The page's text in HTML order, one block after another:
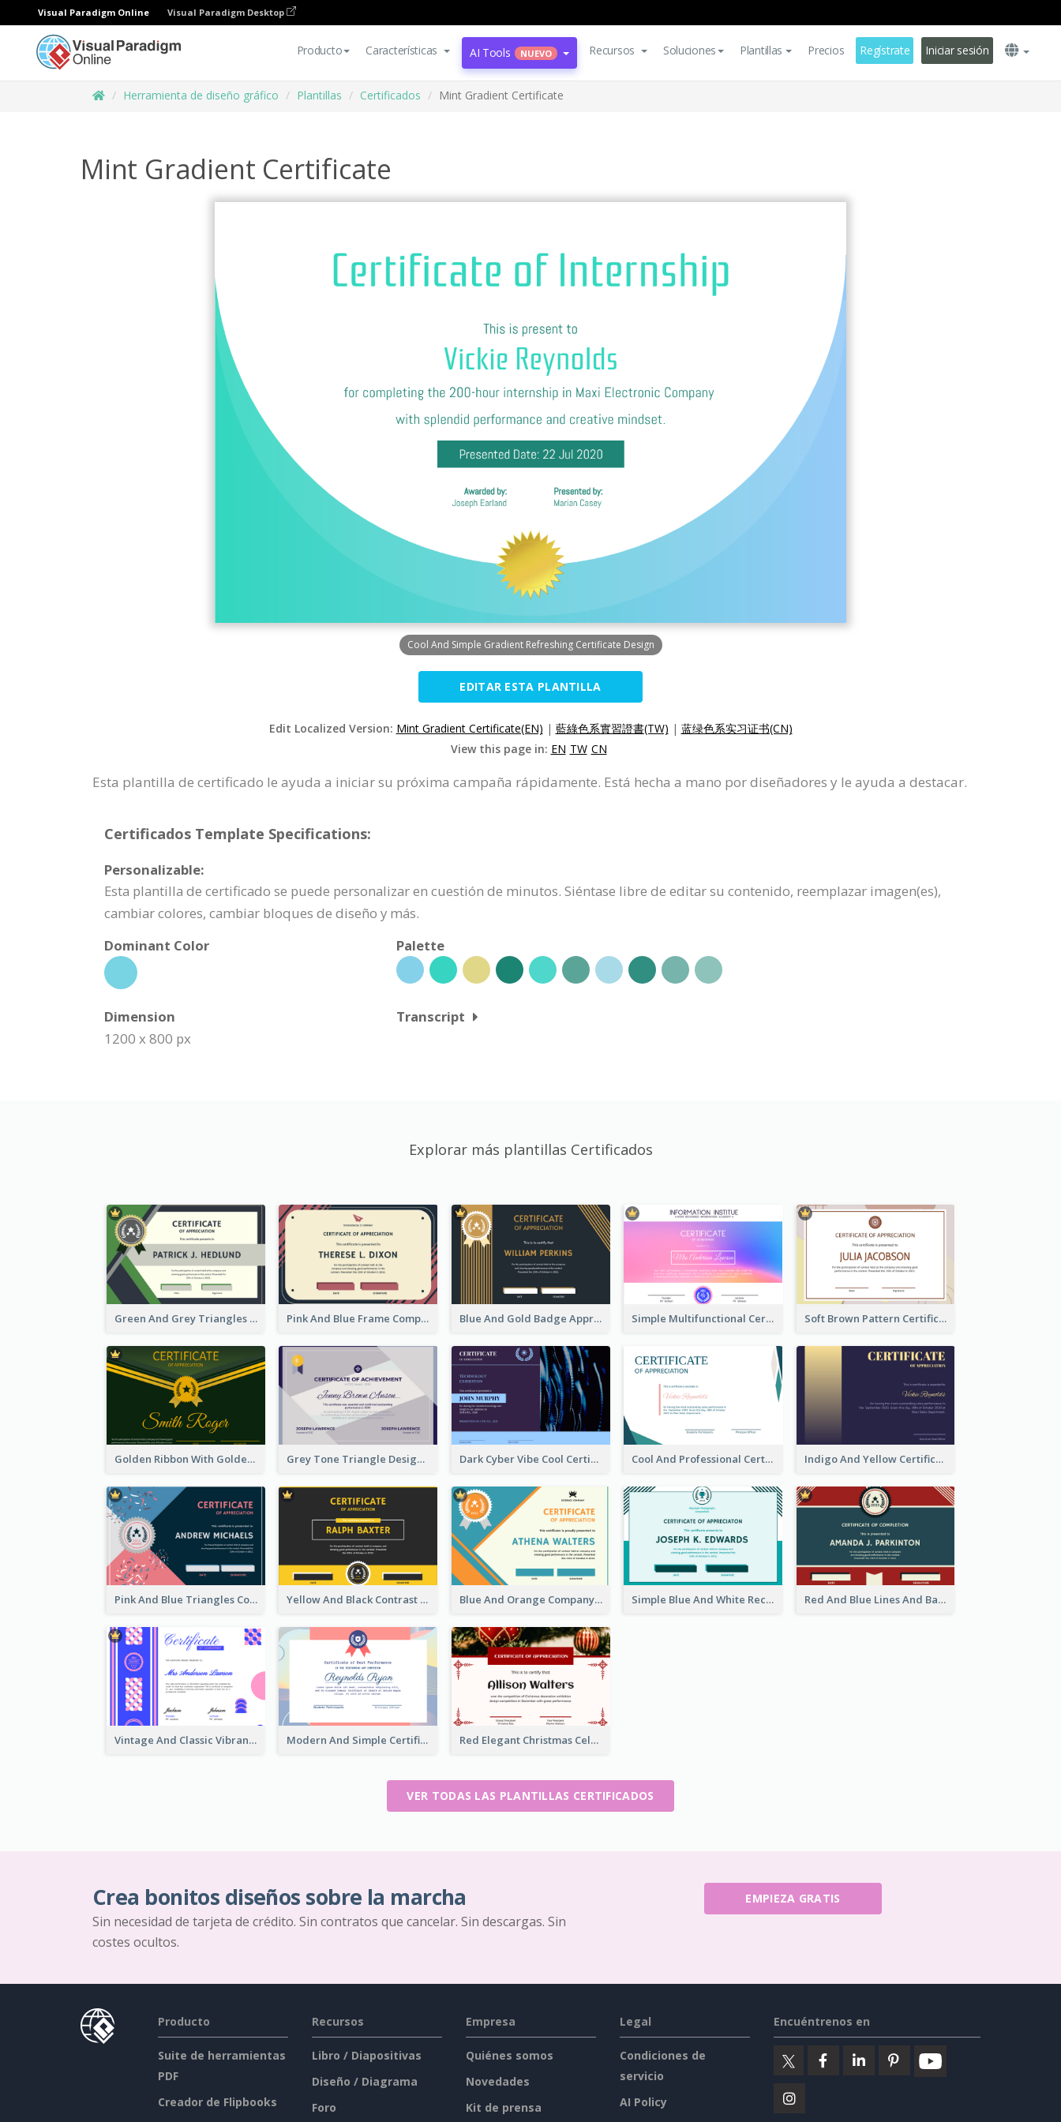
Visual Paradigm Online Visual Paradigm Desktop
Producto Características AI Tools NUEVO Recursos Soluciones Plantillas Precios Regístrate Iniciar sesión
Herramienta de diseño gráfico Plantillas Certificados Mint Gradient Certificate
Mint Gradient Certificate
Cool And Simple Gradient Refreshing Certificate Design
EDITAR ESTA PLANTILLA
Edit Localized Version: Mint Gradient Certificate(EN) | 藍綠色系實習證書(TW) | 蓝绿色系实习证书(CN)
View this page in: EN TW CN
Esta plantilla de certificado le ayuda a iniciar su próxima campaña rápidamente. Está hecha a mano por diseñadores y le ayuda a destacar.
Certificados Template Specifications:
Personalizable:
Esta plantilla de certificado se puede personalizar en cuestión de minutos. Siéntase libre de editar su contenido, reemplazar imagen(es),
cambiar colores, cambiar bloques de diseño y más.
Dominant Color
Palette
Dimension
1200 x 800 px
Transcript
Explorar más plantillas Certificados
Green And Grey Triangles With Badge Certificate Pink And Blue Frame Company Certificate Blue And Gold Badge Appreciation Certificate Simple Multifunctional Certificate Design Ideas Soft Brown Pattern Certificate
Golden Ribbon With Golden Badge Appreciation Certificate Design Grey Tone Triangle Design of Certificate For Achievement Dark Cyber Vibe Cool Certificate Design Cool And Professional Certificate Design For Recommendation Indigo And Yellow Certificate Design of Recommendation
Pink And Blue Triangles Confetti Celebration Certificate Yellow And Black Contrast Simple Certificate Blue And Orange Company Triangles With Badge Certificate Simple Blue And White Rectangle Certificate Red And Blue Lines And Badge Completion Certificate
Vintage And Classic Vibrant Certificate Design Ideas Modern And Simple Certificate Design Template Red Elegant Christmas Celebration Certificate
VER TODAS LAS PLANTILLAS CERTIFICADOS
Crea bonitos diseños sobre la marcha
Sin necesidad de tarjeta de crédito. Sin contratos que cancelar. Sin descargas. Sin
costes ocultos.
EMPIEZA GRATIS
Producto
Suite de herramientas
PDF
Creador de Flipbooks
Recursos
Libro / Diapositivas
Diseño / Diagrama
Foro
Empresa
Quiénes somos
Novedades
Kit de prensa
Legal
Condiciones de
servicio
AI Policy
Encuéntrenos en